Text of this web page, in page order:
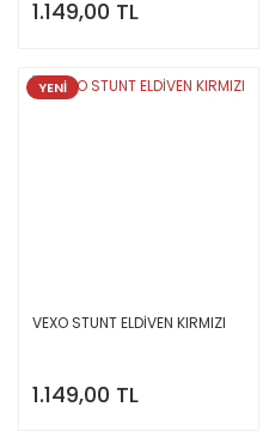
1.149,00 TL
YENİ
VEXO STUNT ELDİVEN KIRMIZI
1.149,00 TL